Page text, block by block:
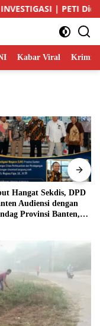
Gunung Tagin, Siapa
Kabar Viral
Hangat Sekdis, DPD
Audiensi dengan
Provinsi Banten,